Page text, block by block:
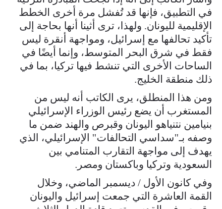
في التطبيق، فإنها قد تُفشل مرة أخرى الخطط
الإقليمية لليونان. ولهذا، ترى أثينا أنها بحاجة إلى
تأكيد تحالفها مع إسرائيل، ومواجهة أنقرة ليس
فقط في شرق البحر المتوسط، وإنما أيضًا في
الساحات الأخرى التي تنشط فيها تركيا، بما في
ذلك منطقة الخليج.
ومن هذا المنطلق، يرى الكاتب أنه ليس من
المستغرب أن يضع رئيس الوزراء الإسرائيلي
بنيامين نتنياهو اليونان وقبرص والهند ضمن ما
وصفه بـ"سداسي التحالفات" الإسرائيلي، الذي
يهدف إلى مواجهة التقارب المتنامي بين
السعودية وتركيا وباكستان ومصر.
وفي كانون الأول / ديسمبر الماضي، وخلال
القمة العاشرة التي جمعت إسرائيل واليونان